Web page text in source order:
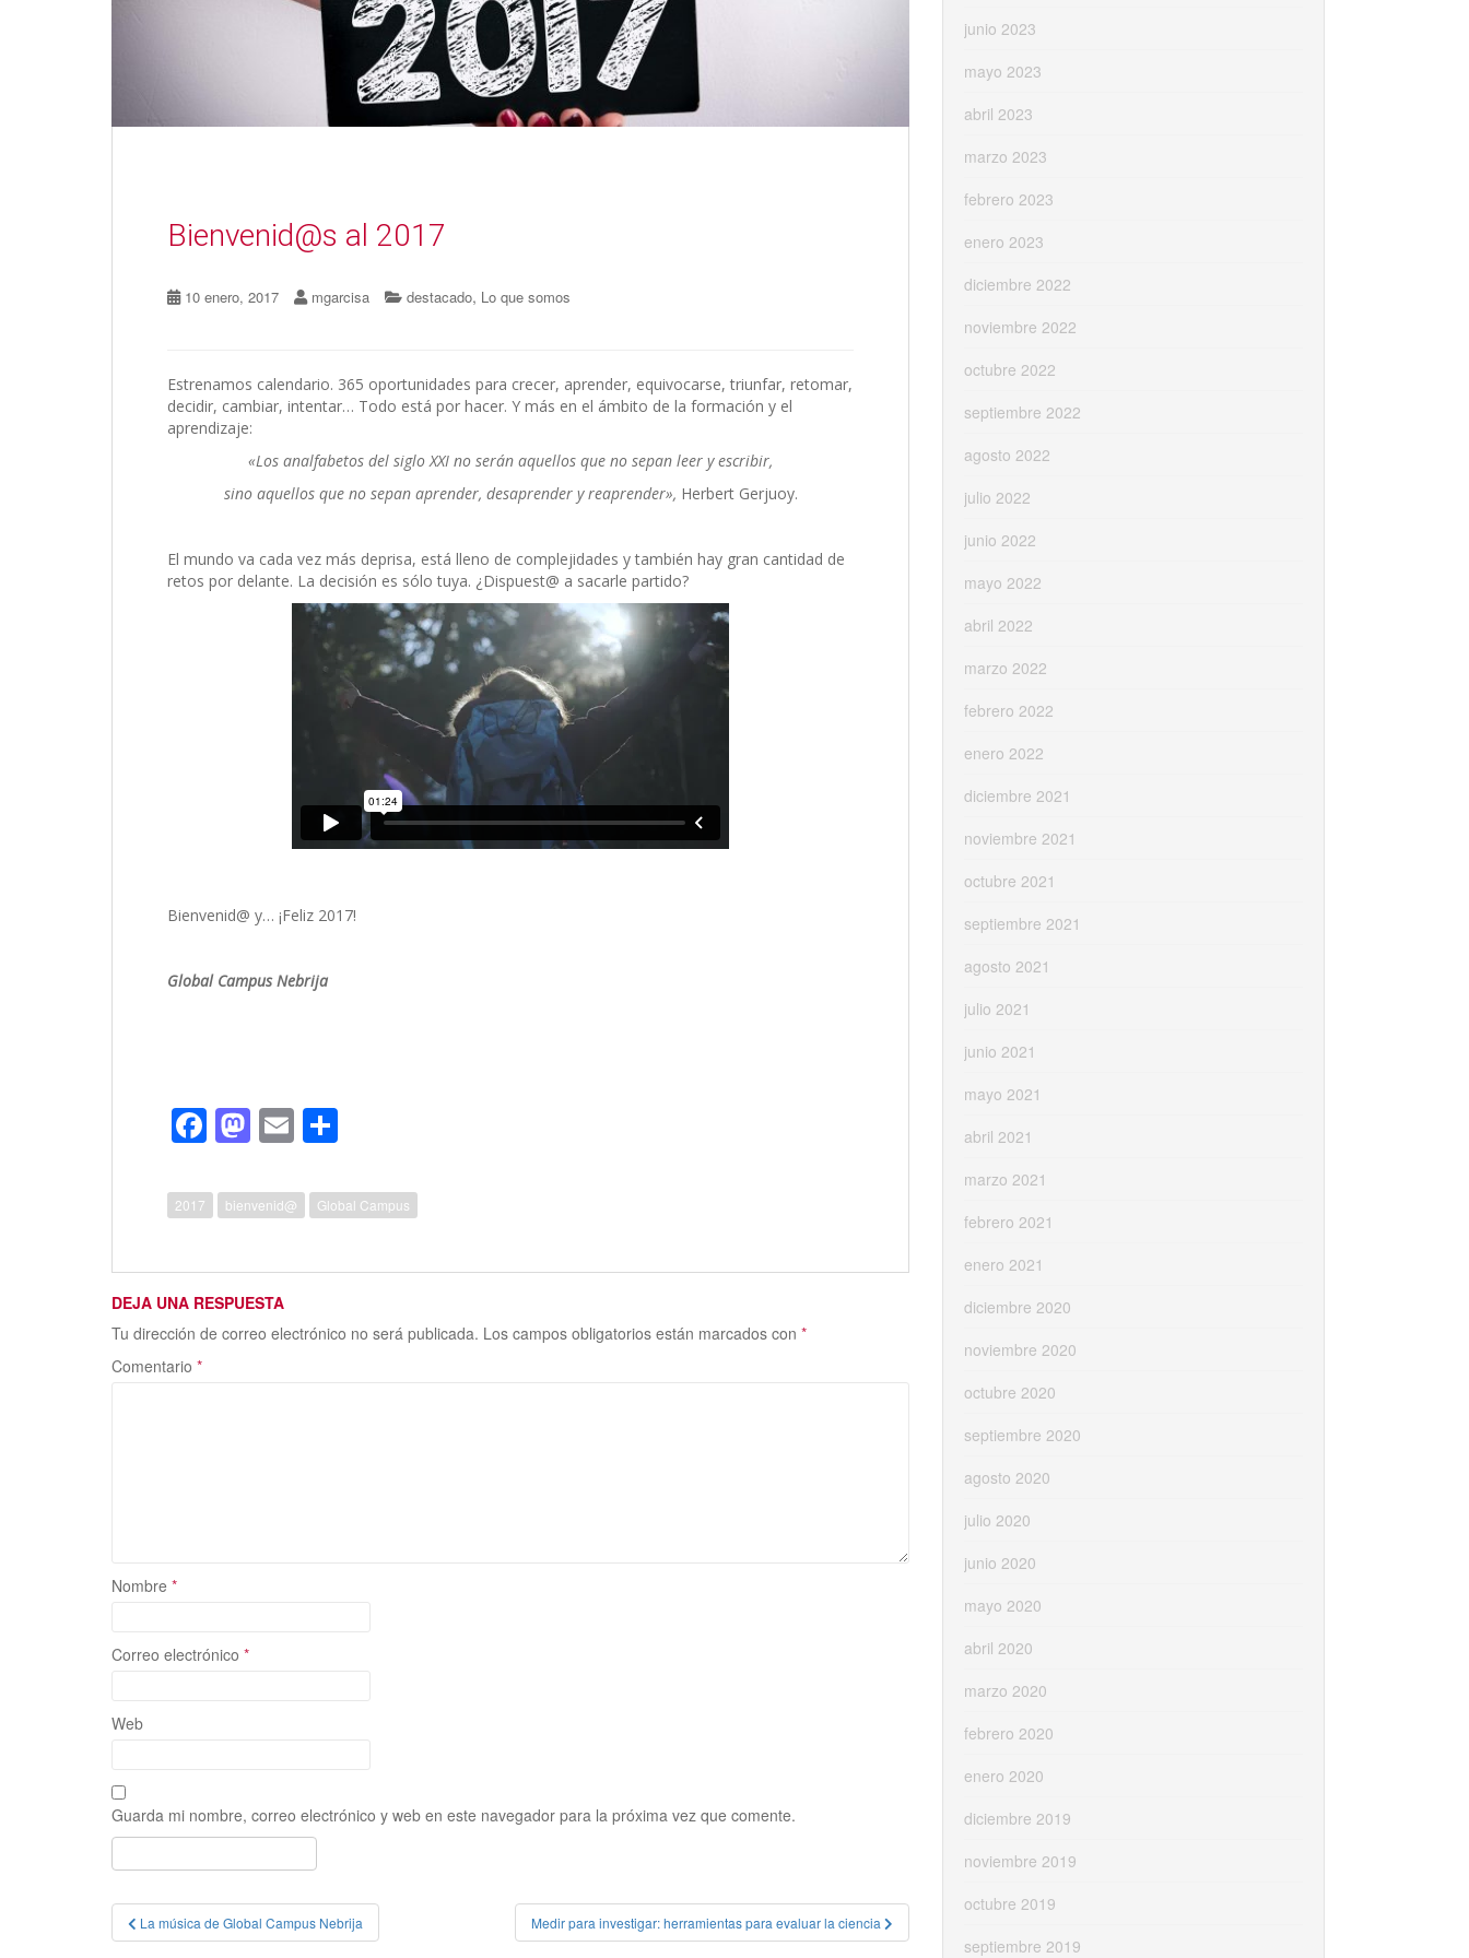
Bienvenid@s al 2017
10 enero, 2017 mgarcisa destacado, Lo que somos
Estrenamos calendario. 365 oportunidades para crecer, aprender, equivocarse, triunfar, retomar,
decidir, cambiar, intentar… Todo está por hacer. Y más en el ámbito de la formación y el
aprendizaje:
«Los analfabetos del siglo XXI no serán aquellos que no sepan leer y escribir,
sino aquellos que no sepan aprender, desaprender y reaprender», Herbert Gerjuoy.
El mundo va cada vez más deprisa, está lleno de complejidades y también hay gran cantidad de
retos por delante. La decisión es sólo tuya. ¿Dispuest@ a sacarle partido?
Bienvenid@ y… ¡Feliz 2017!
Global Campus Nebrija
F
e
b
o
o
k
M
to
d
o
n
E
ai
l
m
p
ar
r
2017 bienvenid@ Global Campus
DEJA UNA RESPUESTA
Tu dirección de correo electrónico no será publicada. Los campos obligatorios están marcados con *
Comentario *
Nombre *
Correo electrónico *
Web
Guarda mi nombre, correo electrónico y web en este navegador para la próxima vez que comente.
Navegación
La música de Global Campus Nebrija Medir para investigar: herramientas para evaluar la ciencia
junio 2023
mayo 2023
abril 2023
marzo 2023
febrero 2023
enero 2023
diciembre 2022
noviembre 2022
octubre 2022
septiembre 2022
agosto 2022
julio 2022
junio 2022
mayo 2022
abril 2022
marzo 2022
febrero 2022
enero 2022
diciembre 2021
noviembre 2021
octubre 2021
septiembre 2021
agosto 2021
julio 2021
junio 2021
mayo 2021
abril 2021
marzo 2021
febrero 2021
enero 2021
diciembre 2020
noviembre 2020
octubre 2020
septiembre 2020
agosto 2020
julio 2020
junio 2020
mayo 2020
abril 2020
marzo 2020
febrero 2020
enero 2020
diciembre 2019
noviembre 2019
octubre 2019
septiembre 2019